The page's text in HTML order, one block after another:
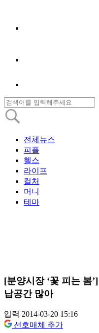
전체뉴스
피플
헬스
라이프
컬처
머니
테마
[분양시장 ‘꽃 피는 봄
납공간 많아
입력 2014-03-20 15:16
선호매체 추가